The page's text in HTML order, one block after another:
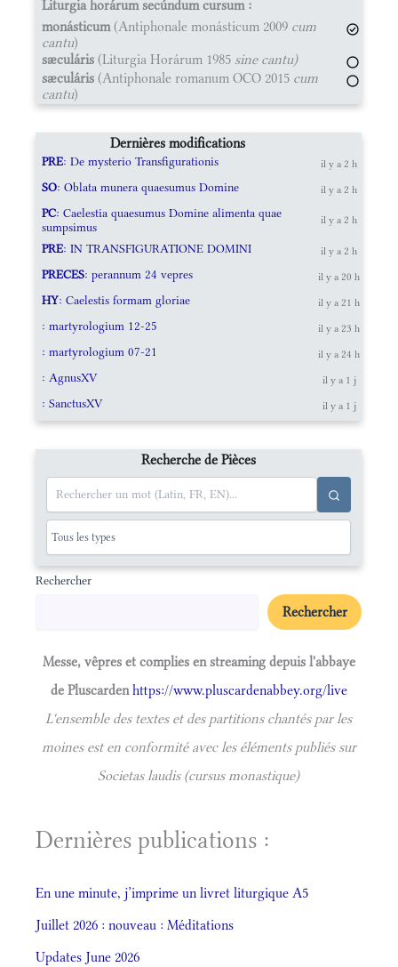
Liturgia horárum secúndum cursum :
monásticum(Antiphonale monásticum 2009 cum
cantu)
sæculáris (Liturgia Horárum 1985 sine cantu)
sæculáris (Antiphonale romanum OCO 2015 cum
cantu)
Dernières modifications
PRE: De mysterio Transfigurationis il y a 2 h
SO: Oblata munera quaesumus Domine il y a 2 h
PC: Caelestia quaesumus Domine alimenta quae
sumpsimus
il y a 2 h
PRE: IN TRANSFIGURATIONE DOMINI il y a 2 h
PRECES: perannum 24 vepres il y a 20 h
HY: Caelestis formam gloriae il y a 21 h
: martyrologium 12-25 il y a 23 h
: martyrologium 07-21 il y a 24 h
: AgnusXV il y a 1 j
: SanctusXV il y a 1 j
Recherche de Pièces
Rechercher
Rechercher
Messe, vêpres et complies en streaming depuis l'abbaye
de Pluscardenhttps://www.pluscardenabbey.org/live
L'ensemble des textes et des partitions chantés par les
moines est en conformité avec les éléments publiés sur
Societas laudis (cursus monastique)
Dernières publications :
En une minute, j’imprime un livret liturgique A5
Juillet 2026 : nouveau : Méditations
Updates June 2026